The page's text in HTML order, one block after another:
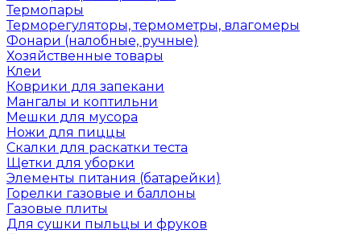
Термопары
Терморегуляторы, термометры, влагомеры
Фонари (налобные, ручные)
Хозяйственные товары
Клеи
Коврики для запекани
Мангалы и коптильни
Мешки для мусора
Ножи для пиццы
Скалки для раскатки теста
Щетки для уборки
Элементы питания (батарейки)
Горелки газовые и баллоны
Газовые плиты
Для сушки пыльцы и фруков